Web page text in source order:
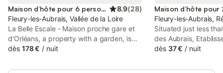
Maison d’hôte pour 6 personnes 8.9(28)
Fleury-les-Aubrais, Vallée de la Loire
La Belle Escale - Maison proche gare et
d'Orléans, a property with a garden, is
situated in Fleury-les-Aubrais, 1.9 km
Gare d'Orléans, as well as 3.5 km from
dès 178 € / nuit
Fleury-les-Aubrais,
Situated just less
des Aubrais,
chambre privé
Aubrais et 2 min d
dès 37 € / nuit